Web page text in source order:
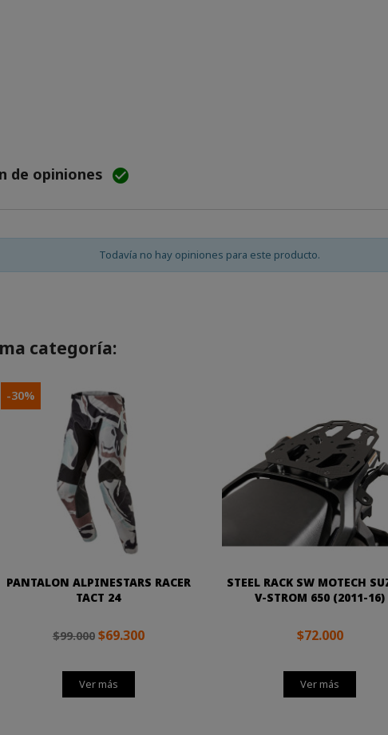
de opiniones 
Todavía no hay opiniones para este producto.
categoría:
PANTALON ALPINESTARS RACER
TACT 24
$99.000 $69.300
Ver más
-30%
STEEL RACK SW MOTECH
V-STROM 650 (2011-16)
$72.000
Ver más